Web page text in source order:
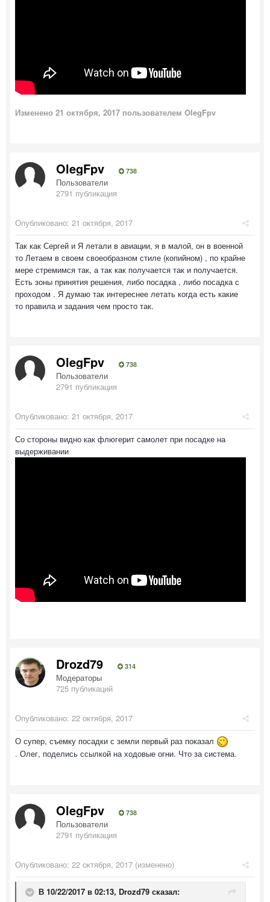
Изменено 21 октября, 2017 пользователем OlegFpv
OlegFpv 738
Пользователи
2791 публикация
Опубликовано: 21 октября, 2017
Так как Сергей и Я летали в авиации, я в малой, он в военной
то Летаем в своем своеобразном стиле (копийном) , по крайне
мере стремимся так, а так как получается так и получается.
Есть зоны принятия решения, либо посадка , либо посадка с
проходом . Я думаю так интереснее летать когда есть какие
то правила и задания чем просто так.
OlegFpv 738
Пользователи
2791 публикация
Опубликовано: 21 октября, 2017
Со стороны видно как флюгерит самолет при посадке на
выдерживании
Drozd79 314
Модераторы
725 публикаций
Опубликовано: 22 октября, 2017
О супер, съемку посадки с земли первый раз показал
. Олег, поделись ссылкой на ходовые огни. Что за система.
OlegFpv 738
Пользователи
2791 публикация
Опубликовано: 22 октября, 2017 (изменено)
В 10/22/2017 в 02:13, Drozd79 сказал: